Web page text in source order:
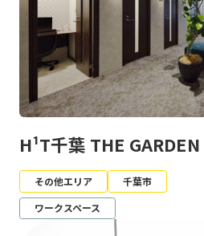
H¹T千葉 THE GARDEN
その他エリア
千葉市
ワークスペース